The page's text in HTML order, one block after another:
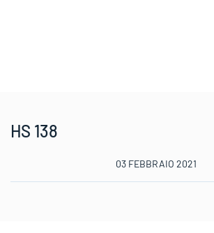
HS 138
03 FEBBRAIO 2021